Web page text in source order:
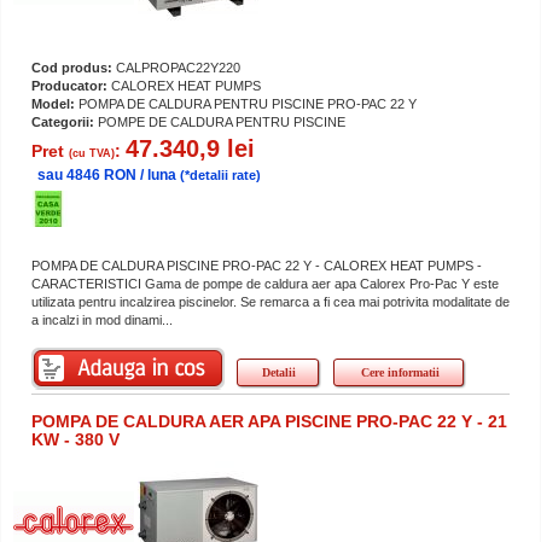
Cod produs: CALPROPAC22Y220
Producator: CALOREX HEAT PUMPS
Model: POMPA DE CALDURA PENTRU PISCINE PRO-PAC 22 Y
Categorii: POMPE DE CALDURA PENTRU PISCINE
Pret (cu TVA): 47.340,9 lei
sau 4846 RON / luna (*detalii rate)
POMPA DE CALDURA PISCINE PRO-PAC 22 Y - CALOREX HEAT PUMPS -
CARACTERISTICI Gama de pompe de caldura aer apa Calorex Pro-Pac Y este
utilizata pentru incalzirea piscinelor. Se remarca a fi cea mai potrivita modalitate de
a incalzi in mod dinami...
Detalii Cere informatii
POMPA DE CALDURA AER APA PISCINE PRO-PAC 22 Y - 21
KW - 380 V